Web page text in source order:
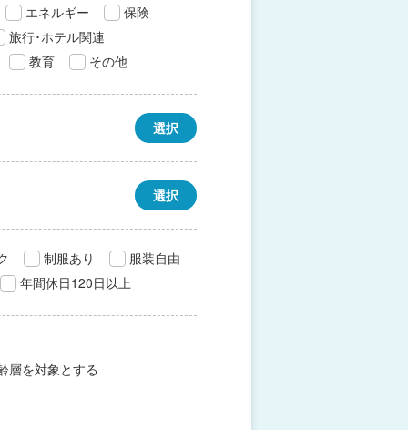
エネルギー
保険
旅行･ホテル関連
教育
その他
選択
選択
制服あり
服装自由
年間休日120日以上
層を対象とする